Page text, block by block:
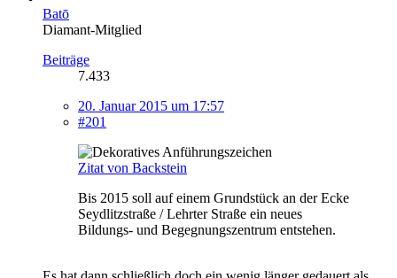
Batō
Diamant-Mitglied
Beiträge
7.433
20. Januar 2015 um 17:57
#201
Zitat von Backstein
Bis 2015 soll auf einem Grundstück an der Ecke
Seydlitzstraße / Lehrter Straße ein neues
Bildungs- und Begegnungszentrum entstehen.